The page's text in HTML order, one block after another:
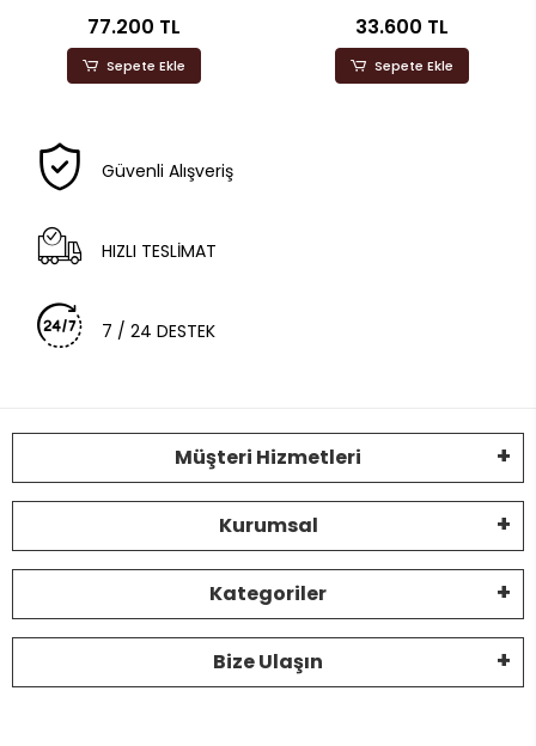
77.200 TL
Sepete Ekle
33.600 TL
Sepete Ekle
Güvenli Alışveriş
HIZLI TESLİMAT
7 / 24 DESTEK
Müşteri Hizmetleri
Kurumsal
Kategoriler
Bize Ulaşın